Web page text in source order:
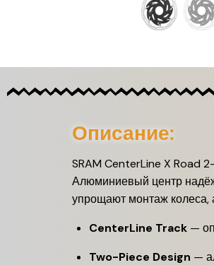
Описание:
SRAM CenterLine X Road
Алюминиевый центр
упрощают монтаж колеса,
CenterLine Track —
Two-Piece Design —